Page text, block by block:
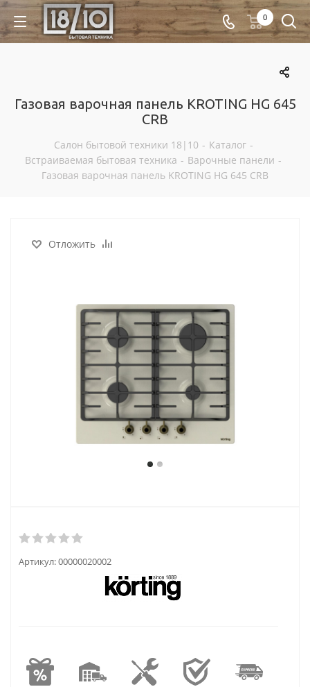
0
Газовая варочная панель KROTING HG 645
CRB
Салон бытовой техники 18|10 - Каталог -
Встраиваемая бытовая техника - Варочные панели -
Газовая варочная панель KROTING HG 645 CRB
Отложить
Артикул:00000020002